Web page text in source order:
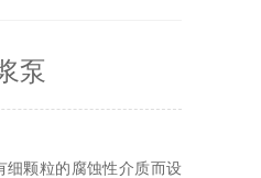
泵
细颗粒的腐蚀性介质而设